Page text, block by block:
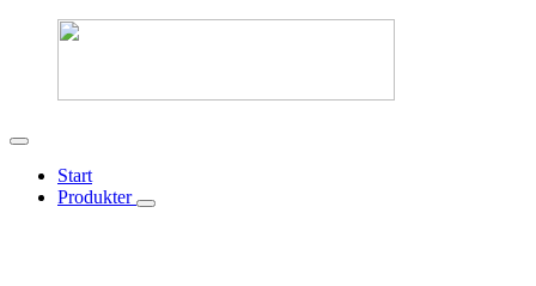
Start
Produkter